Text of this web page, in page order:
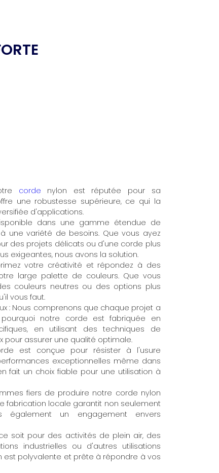
corde nylon est réputée pour sa
une robustesse supérieure, ce qui la
d'applications.
dans une gamme étendue de
une variété de besoins. Que vous ayez
des projets délicats ou d'une corde plus
exigeantes, nous avons la solution.
votre créativité et répondez à des
large palette de couleurs. Que vous
couleurs neutres ou des options plus
vous faut.
: Nous comprenons que chaque projet a
notre corde est fabriquée en
en utilisant des techniques de
pour assurer une qualité optimale.
est conçue pour résister à l'usure
exceptionnelles même dans
fait un choix fiable pour une utilisation à
fiers de produire notre corde nylon
fabrication locale garantit non seulement
également un engagement envers
soit pour des activités de plein air, des
industrielles ou d'autres utilisations
est polyvalente et prête à répondre à vos